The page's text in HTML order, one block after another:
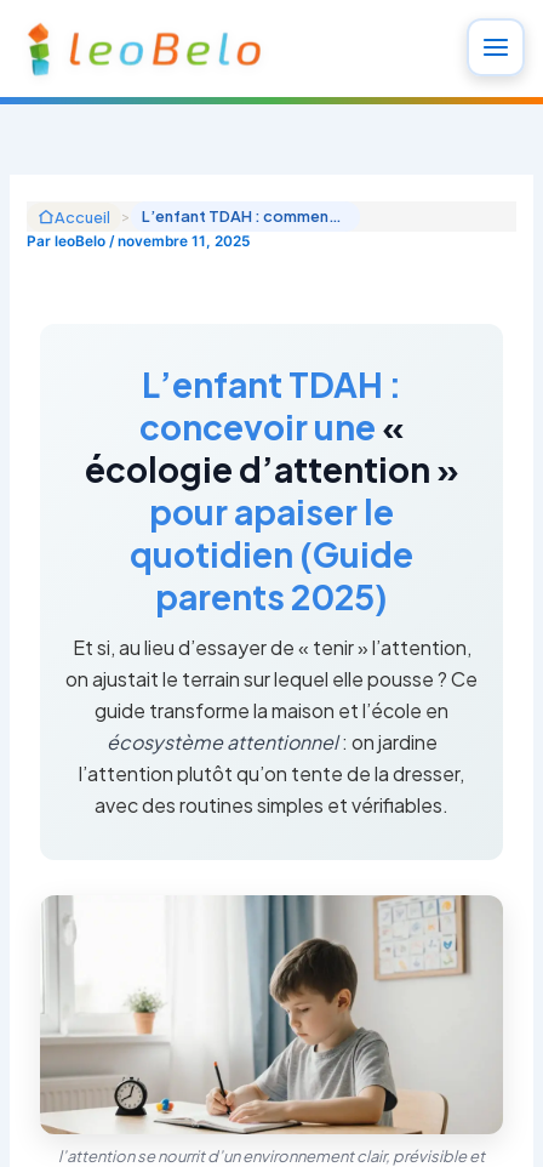
contenu
Accueil > L’enfant TDAH : comment créer une écologie d’attention à la maison et à l’école (Guide parents 2025)
Par leoBelo/novembre 11, 2025
L’enfant TDAH :
concevoir une «
écologie d’attention »
pour apaiser le
quotidien (Guide
parents 2025)
Et si, au lieu d’essayer de « tenir » l’attention,
on ajustait le terrain sur lequel elle pousse ? Ce
guide transforme la maison et l’école en
écosystème attentionnel: on jardine
l’attention plutôt qu’on tente de la dresser,
avec des routines simples et vérifiables.
l’attention se nourrit d’un environnement clair, prévisible et